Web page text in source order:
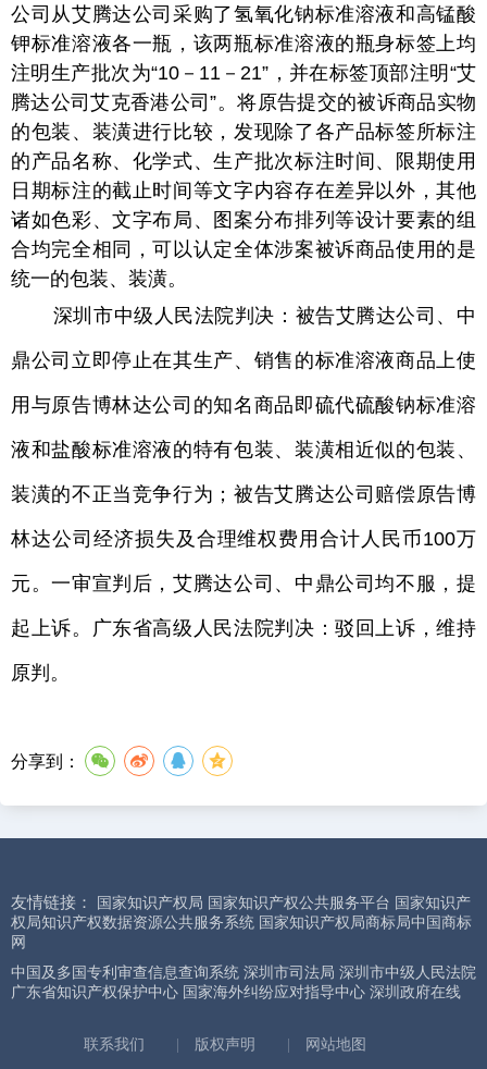
公司从艾腾达公司采购了氢氧化钠标准溶液和高锰酸
钾标准溶液各一瓶，该两瓶标准溶液的瓶身标签上均
注明生产批次为“10－11－21”，并在标签顶部注明“艾
腾达公司艾克香港公司”。将原告提交的被诉商品实物
的包装、装潢进行比较，发现除了各产品标签所标注
的产品名称、化学式、生产批次标注时间、限期使用
日期标注的截止时间等文字内容存在差异以外，其他
诸如色彩、文字布局、图案分布排列等设计要素的组
合均完全相同，可以认定全体涉案被诉商品使用的是
统一的包装、装潢。
深圳市中级人民法院判决：被告艾腾达公司、中
鼎公司立即停止在其生产、销售的标准溶液商品上使
用与原告博林达公司的知名商品即硫代硫酸钠标准溶
液和盐酸标准溶液的特有包装、装潢相近似的包装、
装潢的不正当竞争行为；被告艾腾达公司赔偿原告博
林达公司经济损失及合理维权费用合计人民币100万
元。一审宣判后，艾腾达公司、中鼎公司均不服，提
起上诉。广东省高级人民法院判决：驳回上诉，维持
原判。
分享到：
友情链接： 国家知识产权局 国家知识产权公共服务平台 国家知识产
权局知识产权数据资源公共服务系统 国家知识产权局商标局中国商标
网
中国及多国专利审查信息查询系统 深圳市司法局 深圳市中级人民法院
广东省知识产权保护中心 国家海外纠纷应对指导中心 深圳政府在线
联系我们 版权声明 网站地图